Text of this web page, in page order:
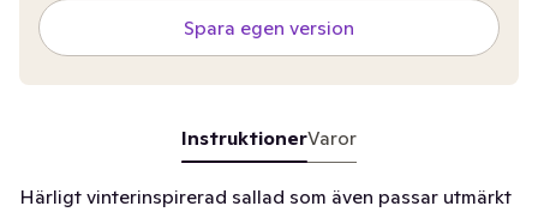
Spara egen version
InstruktionerVaror
Härligt vinterinspirerad sallad som även passar utmärkt